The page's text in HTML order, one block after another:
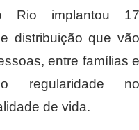
Rio implantou 17
distribuição que vão
entre famílias e
regularidade no
de vida.